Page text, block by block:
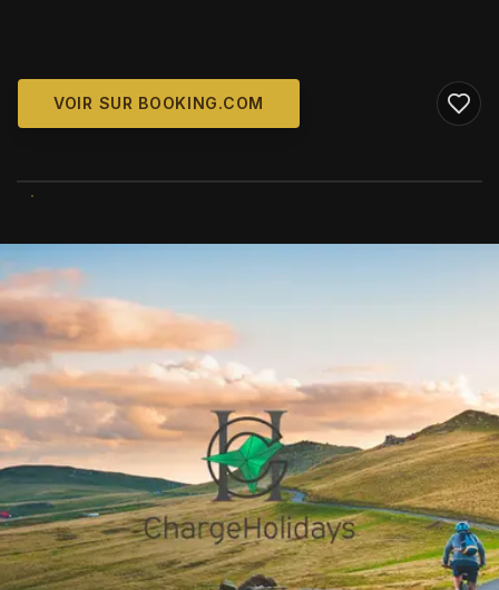
VOIR SUR BOOKING.COM